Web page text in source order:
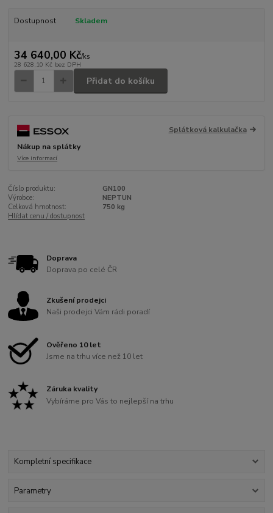
Dostupnost Skladem
34 640,00 Kč/ks
28 628,10 Kč bez DPH
Přidat do košíku
Splátková kalkulačka
Nákup na splátky
Více informací
Číslo produktu:
GN100
Výrobce:
NEPTUN
Celková hmotnost:
750 kg
Hlídat cenu / dostupnost
Doprava
Doprava po celé ČR
Zkušení prodejci
Naši prodejci Vám rádi poradí
Ověřeno 10 let
Jsme na trhu více než 10 let
Záruka kvality
Vybíráme pro Vás to nejlepší na trhu
Kompletní specifikace
Parametry